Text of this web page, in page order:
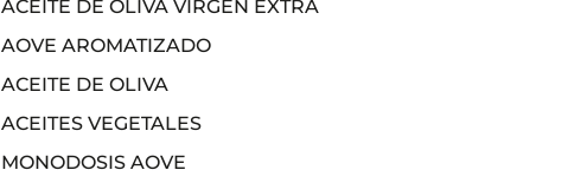
ACEITE DE OLIVA VIRGEN EXTRA
AOVE AROMATIZADO
ACEITE DE OLIVA
ACEITES VEGETALES
MONODOSIS AOVE